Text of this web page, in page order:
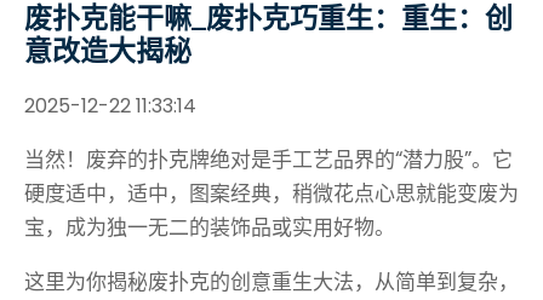
废扑克能干嘛_废扑克巧重生：重生：创
意改造大揭秘
2025-12-22 11:33:14
当然！废弃的扑克牌绝对是手工艺品界的“潜力股”。它
硬度适中，适中，图案经典，稍微花点心思就能变废为
宝，成为独一无二的装饰品或实用好物。
这里为你揭秘废扑克的创意重生大法，从简单到复杂，